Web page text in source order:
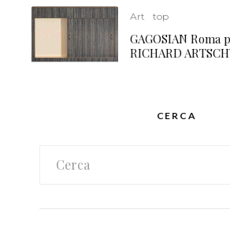
Art top
GAGOSIAN Roma
RICHARD
CERCA